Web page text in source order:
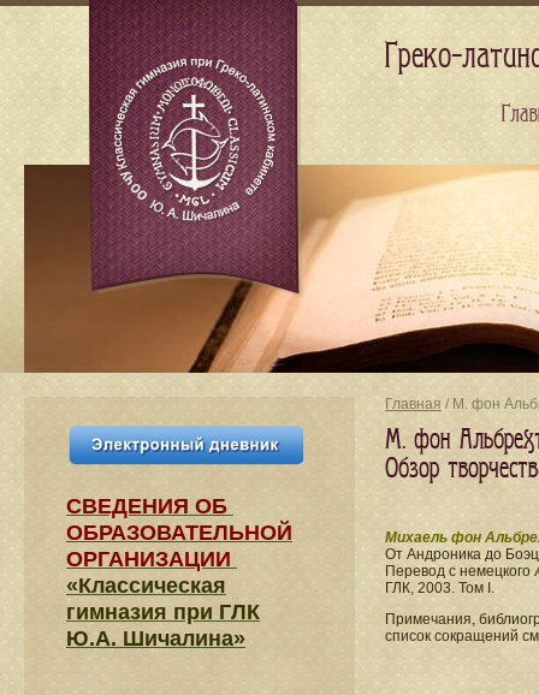
Главная / М. фон
М. фон
Обзор
Михаель фон
От Андроника до
Перевод с немецкого
ГЛК, 2003. Том I.
Примечания,
список сокращений
СВЕДЕНИЯ​ ОБ
ОБРАЗОВАТЕЛЬНОЙ
ОРГАНИЗАЦИИ
«Классическая
гимназия при ГЛК
Ю.А. Шичалина»
Греко-